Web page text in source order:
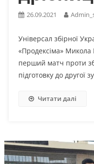
26.09.2021
Універсал збірної
«Продексіма»
перший матч проти
підготовку до другої
Читати далі